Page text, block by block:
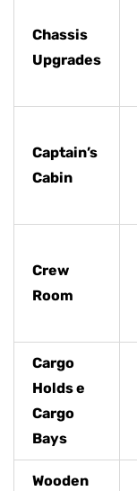
Chassis
Upgrades
Captain’s
Cabin
Crew
Room
Cargo
Holds e
Cargo
Bays
Wooden